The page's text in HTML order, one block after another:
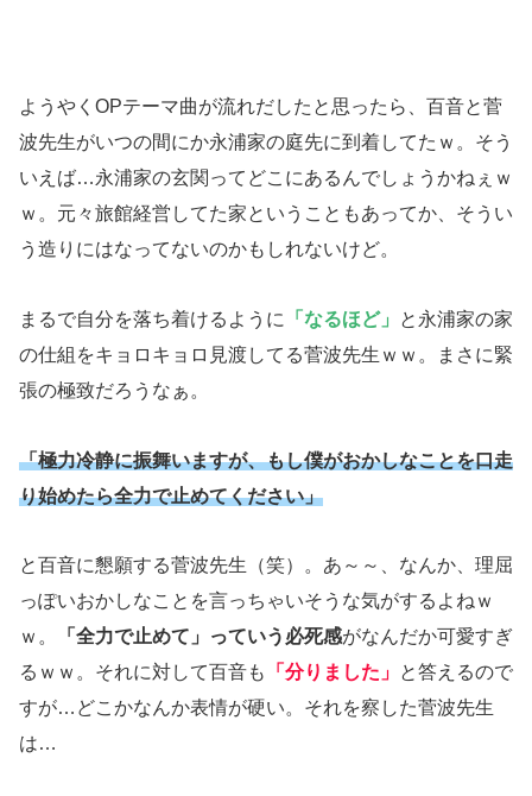
ようやくOPテーマ曲が流れだしたと思ったら、百音と菅
波先生がいつの間にか永浦家の庭先に到着してたｗ。そう
いえば…永浦家の玄関ってどこにあるんでしょうかねぇｗ
ｗ。元々旅館経営してた家ということもあってか、そうい
う造りにはなってないのかもしれないけど。
まるで自分を落ち着けるように 「なるほど」
と永浦家の家
の仕組をキョロキョロ見渡してる菅波先生ｗｗ。まさに緊
張の極致だろうなぁ。
「極力冷静に振舞いますが、もし僕がおかしなことを口走
り始めたら全力で止めてください」
と百音に懇願する菅波先生（笑）。あ～～、なんか、理屈
っぽいおかしなことを言っちゃいそうな気がするよねｗ
ｗ。
「全力で止めて」っていう必死感がなんだか可愛すぎ
るｗｗ。それに対して百音も
「分りました」 と答えるので
すが…どこかなんか表情が硬い。それを察した菅波先生
は…